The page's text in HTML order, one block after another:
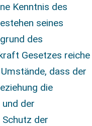
Kenntnis des
seines
des
Gesetzes reiche
dass der
die
der
der